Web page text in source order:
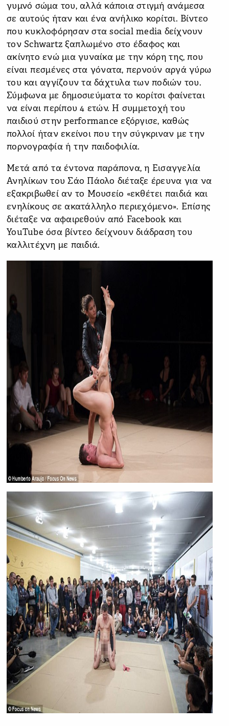
γυμνό σώμα του, αλλά κάποια στιγμή ανάμεσα
σε αυτούς ήταν και ένα ανήλικο κορίτσι. Βίντεο
που κυκλοφόρησαν στα social media δείχνουν
τον Schwartz ξαπλωμένο στο έδαφος και
ακίνητο ενώ μια γυναίκα με την κόρη της, που
είναι πεσμένες στα γόνατα, περνούν αργά γύρω
του και αγγίζουν τα δάχτυλα των ποδιών του.
Σύμφωνα με δημοσιεύματα το κορίτσι φαίνεται
να είναι περίπου 4 ετών. Η συμμετοχή του
παιδιού στην performance εξόργισε, καθώς
πολλοί ήταν εκείνοι που την σύγκριναν με την
πορνογραφία ή την παιδοφιλία.
Μετά από τα έντονα παράπονα, η Εισαγγελία
Ανηλίκων του Σάο Πάολο διέταξε έρευνα για να
εξακριβωθεί αν το Μουσείο «εκθέτει παιδιά και
ενηλίκους σε ακατάλληλο περιεχόμενο». Επίσης
διέταξε να αφαιρεθούν από Facebook και
YouTube όσα βίντεο δείχνουν διάδραση του
καλλιτέχνη με παιδιά.